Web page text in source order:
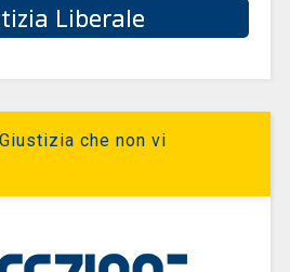
Liberale
che non vi